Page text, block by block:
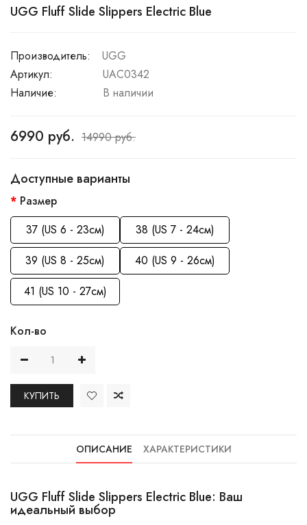
UGG Fluff Slide Slippers Electric Blue
Производитель:
UGG
Артикул:
UAC0342
Наличие:
В наличии
6990 руб. 14990 руб.
Доступные варианты
Размер
37 (US 6 - 23см)
38 (US 7 - 24см)
39 (US 8 - 25см)
40 (US 9 - 26см)
41 (US 10 - 27см)
Кол-во
КУПИТЬ
ОПИСАНИЕ ХАРАКТЕРИСТИКИ
UGG Fluff Slide Slippers Electric Blue: Ваш
идеальный выбор